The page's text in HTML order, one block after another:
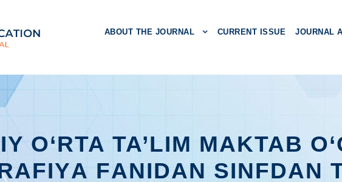
ABOUT THE JOURNAL CURRENT ISSUE JOURNAL
O‘RTA TA’LIM MAKTAB
FАNIDАN SINFDАN